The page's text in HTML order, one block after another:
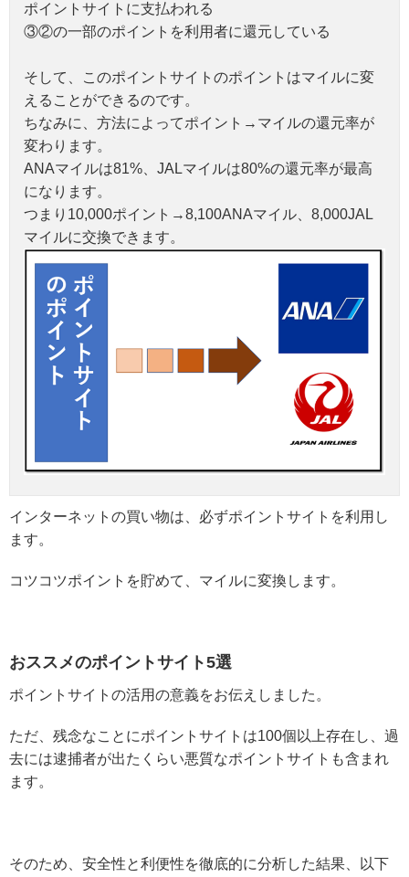
ポイントサイトに支払われる
③②の一部のポイントを利用者に還元している
そして、このポイントサイトのポイントはマイルに変
えることができるのです。
ちなみに、方法によってポイント→マイルの還元率が
変わります。
ANAマイルは81%、JALマイルは80%の還元率が最高
になります。
つまり10,000ポイント→8,100ANAマイル、8,000JAL
マイルに交換できます。
インターネットの買い物は、必ずポイントサイトを利用し
ます。
コツコツポイントを貯めて、マイルに変換します。
おススメのポイントサイト5選
ポイントサイトの活用の意義をお伝えしました。
ただ、残念なことにポイントサイトは100個以上存在し、過
去には逮捕者が出たくらい悪質なポイントサイトも含まれ
ます。
そのため、安全性と利便性を徹底的に分析した結果、以下